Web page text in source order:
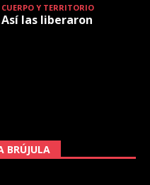
CUERPO Y TERRITORIO
Así las liberaron
BRÚJULA